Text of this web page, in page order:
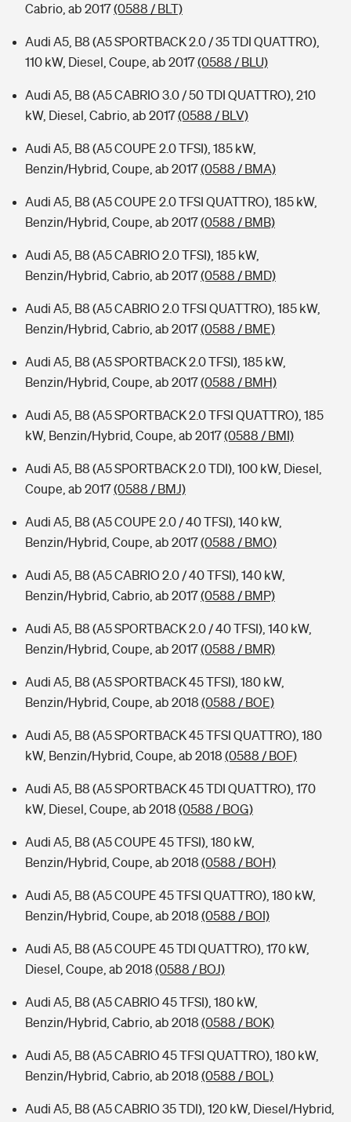
Cabrio, ab 2017(0588 / BLT)
Audi A5, B8 (A5 SPORTBACK 2.0 / 35 TDI QUATTRO),
110 kW, Diesel, Coupe, ab 2017(0588 / BLU)
Audi A5, B8 (A5 CABRIO 3.0 / 50 TDI QUATTRO), 210
kW, Diesel, Cabrio, ab 2017(0588 / BLV)
Audi A5, B8 (A5 COUPE 2.0 TFSI), 185 kW,
Benzin/Hybrid, Coupe, ab 2017(0588 / BMA)
Audi A5, B8 (A5 COUPE 2.0 TFSI QUATTRO), 185 kW,
Benzin/Hybrid, Coupe, ab 2017(0588 / BMB)
Audi A5, B8 (A5 CABRIO 2.0 TFSI), 185 kW,
Benzin/Hybrid, Cabrio, ab 2017(0588 / BMD)
Audi A5, B8 (A5 CABRIO 2.0 TFSI QUATTRO), 185 kW,
Benzin/Hybrid, Cabrio, ab 2017(0588 / BME)
Audi A5, B8 (A5 SPORTBACK 2.0 TFSI), 185 kW,
Benzin/Hybrid, Coupe, ab 2017(0588 / BMH)
Audi A5, B8 (A5 SPORTBACK 2.0 TFSI QUATTRO), 185
kW, Benzin/Hybrid, Coupe, ab 2017(0588 / BMI)
Audi A5, B8 (A5 SPORTBACK 2.0 TDI), 100 kW, Diesel,
Coupe, ab 2017(0588 / BMJ)
Audi A5, B8 (A5 COUPE 2.0 / 40 TFSI), 140 kW,
Benzin/Hybrid, Coupe, ab 2017(0588 / BMO)
Audi A5, B8 (A5 CABRIO 2.0 / 40 TFSI), 140 kW,
Benzin/Hybrid, Cabrio, ab 2017(0588 / BMP)
Audi A5, B8 (A5 SPORTBACK 2.0 / 40 TFSI), 140 kW,
Benzin/Hybrid, Coupe, ab 2017(0588 / BMR)
Audi A5, B8 (A5 SPORTBACK 45 TFSI), 180 kW,
Benzin/Hybrid, Coupe, ab 2018 (0588 / BOE)
Audi A5, B8 (A5 SPORTBACK 45 TFSI QUATTRO), 180
kW, Benzin/Hybrid, Coupe, ab 2018 (0588 / BOF)
Audi A5, B8 (A5 SPORTBACK 45 TDI QUATTRO), 170
kW, Diesel, Coupe, ab 2018 (0588 / BOG)
Audi A5, B8 (A5 COUPE 45 TFSI), 180 kW,
Benzin/Hybrid, Coupe, ab 2018 (0588 / BOH)
Audi A5, B8 (A5 COUPE 45 TFSI QUATTRO), 180 kW,
Benzin/Hybrid, Coupe, ab 2018 (0588 / BOI)
Audi A5, B8 (A5 COUPE 45 TDI QUATTRO), 170 kW,
Diesel, Coupe, ab 2018 (0588 / BOJ)
Audi A5, B8 (A5 CABRIO 45 TFSI), 180 kW,
Benzin/Hybrid, Cabrio, ab 2018 (0588 / BOK)
Audi A5, B8 (A5 CABRIO 45 TFSI QUATTRO), 180 kW,
Benzin/Hybrid, Cabrio, ab 2018 (0588 / BOL)
Audi A5, B8 (A5 CABRIO 35 TDI), 120 kW, Diesel/Hybrid,